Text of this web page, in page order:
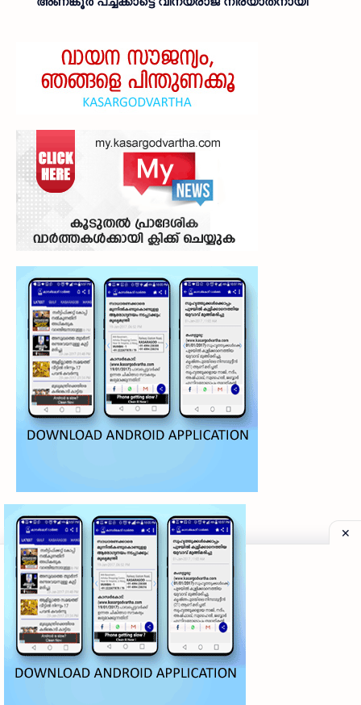
©2026‧My Kasaragod Vartha | LATEST KASARAGOD
Privacy Policy
Grievance Redressal